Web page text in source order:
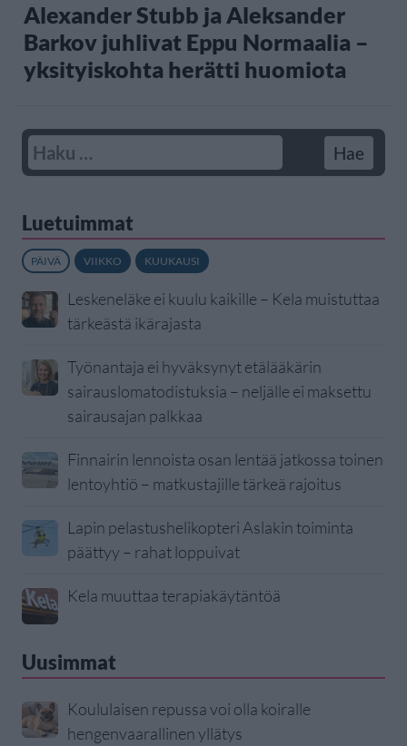
Alexander Stubb ja Aleksander
Barkov juhlivat Eppu Normaalia –
yksityiskohta herätti huomiota
Luetuimmat
PÄIVÄ VIIKKO KUUKAUSI
Leskeneläke ei kuulu kaikille – Kela muistuttaa
tärkeästä ikärajasta
Työnantaja ei hyväksynyt etälääkärin
sairauslomatodistuksia – neljälle ei maksettu
sairausajan palkkaa
Finnairin lennoista osan lentää jatkossa toinen
lentoyhtiö – matkustajille tärkeä rajoitus
Lapin pelastushelikopteri Aslakin toiminta
päättyy – rahat loppuivat
Kela muuttaa terapiakäytäntöä
Uusimmat
Koululaisen repussa voi olla koiralle
hengenvaarallinen yllätys